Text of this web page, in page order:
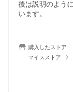
後は説明のよう
います。
購入したストア
マイスストア